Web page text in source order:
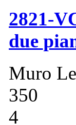
2821-
due
Muro
350
4